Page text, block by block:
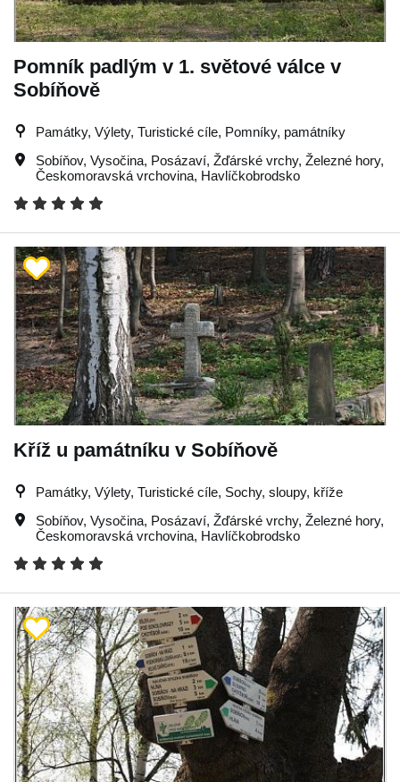
Pomník padlým v 1. světové válce v
Sobíňově
Památky, Výlety, Turistické cíle, Pomníky, památníky
Sobíňov, Vysočina, Posázaví, Žďárské vrchy, Železné hory,
Českomoravská vrchovina, Havlíčkobrodsko
Kříž u památníku v Sobíňově
Památky, Výlety, Turistické cíle, Sochy, sloupy, kříže
Sobíňov, Vysočina, Posázaví, Žďárské vrchy, Železné hory,
Českomoravská vrchovina, Havlíčkobrodsko